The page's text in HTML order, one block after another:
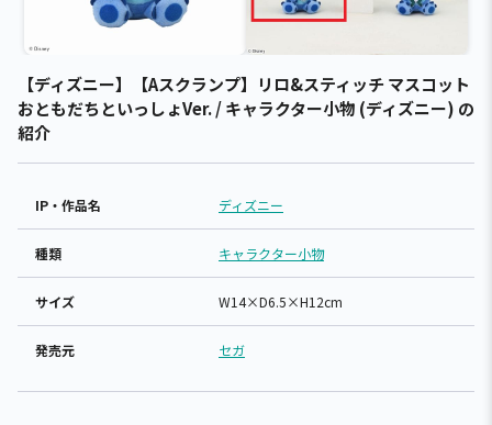
【ディズニー】【Aスクランプ】リロ&スティッチ マスコット
おともだちといっしょVer. / キャラクター小物 (ディズニー) の
紹介
IP・作品名 ディズニー
種類 キャラクター小物
サイズ W14×D6.5×H12cm
発売元 セガ